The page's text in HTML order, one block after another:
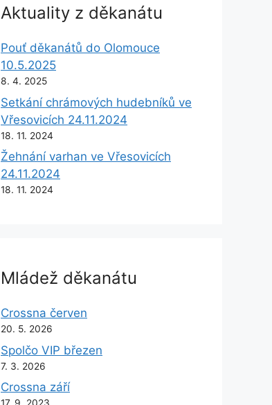
Aktuality z děkanátu
Pouť děkanátů do Olomouce
10.5.2025
8. 4. 2025
Setkání chrámových hudebníků ve
Vřesovicích 24.11.2024
18. 11. 2024
Žehnání varhan ve Vřesovicích
24.11.2024
18. 11. 2024
Mládež děkanátu
Crossna červen
20. 5. 2026
Spolčo VIP březen
7. 3. 2026
Crossna září